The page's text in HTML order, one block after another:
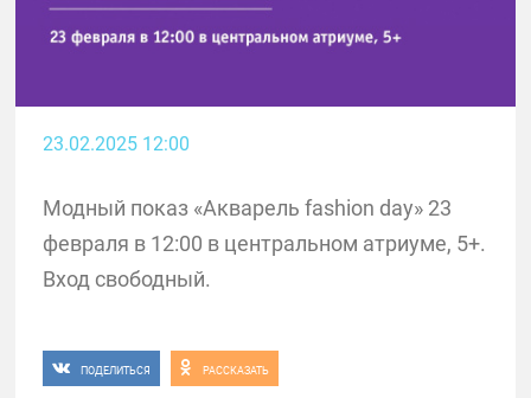
23.02.2025 12:00
Модный показ «Акварель fashion day» 23
февраля в 12:00 в центральном атриуме, 5+.
Вход свободный.
ПОДЕЛИТЬСЯ РАССКАЗАТЬ